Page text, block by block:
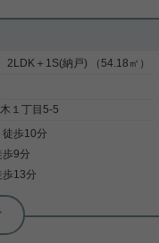
☆高層階が登場
ョン、分譲賃貸のお部屋です
機、
犯カメラ、フロントサービ
、モニター付きオートロック
気軽にお問い合わせください
ます
2LDK＋1S(納戸) （54.18㎡）
１丁目5-5
徒歩10分
歩9分
歩13分
根津駅前センター） スタ
ト相談☆角部屋☆